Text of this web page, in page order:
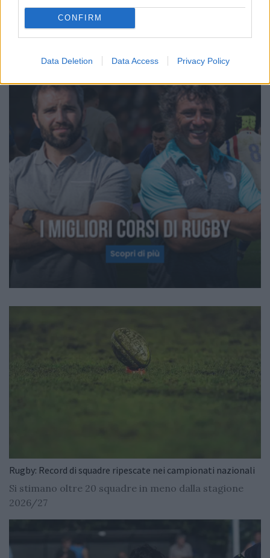
CONFIRM
Data Deletion Data Access Privacy Policy
Rugby: Record di squadre ripescate nei campionati nazionali
Si stimano oltre 20 squadre in meno dalla stagione
2026/27